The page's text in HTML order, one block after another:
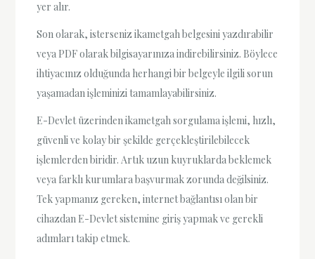
yer alır.
Son olarak, isterseniz ikametgah belgesini yazdırabilir
veya PDF olarak bilgisayarınıza indirebilirsiniz. Böylece
ihtiyacınız olduğunda herhangi bir belgeyle ilgili sorun
yaşamadan işleminizi tamamlayabilirsiniz.
E-Devlet üzerinden ikametgah sorgulama işlemi, hızlı,
güvenli ve kolay bir şekilde gerçekleştirilebilecek
işlemlerden biridir. Artık uzun kuyruklarda beklemek
veya farklı kurumlara başvurmak zorunda değilsiniz.
Tek yapmanız gereken, internet bağlantısı olan bir
cihazdan E-Devlet sistemine giriş yapmak ve gerekli
adımları takip etmek.